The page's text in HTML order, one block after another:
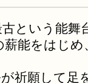
という能舞
能をはじめ
祈願して足